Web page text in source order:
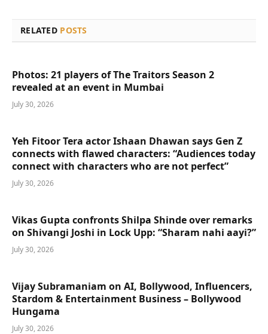
RELATED POSTS
Photos: 21 players of The Traitors Season 2
revealed at an event in Mumbai
July 30, 2026
Yeh Fitoor Tera actor Ishaan Dhawan says Gen Z
connects with flawed characters: “Audiences today
connect with characters who are not perfect”
July 30, 2026
Vikas Gupta confronts Shilpa Shinde over remarks
on Shivangi Joshi in Lock Upp: “Sharam nahi aayi?”
July 30, 2026
Vijay Subramaniam on AI, Bollywood, Influencers,
Stardom & Entertainment Business – Bollywood
Hungama
July 30, 2026